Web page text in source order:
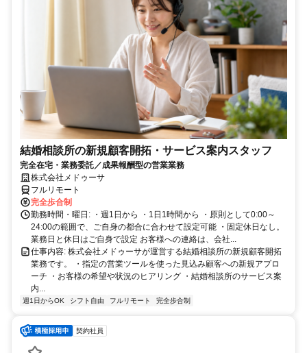
結婚相談所の新規顧客開拓・サービス案内スタッフ
完全在宅・業務委託／成果報酬型の営業業務
株式会社メドゥーサ
フルリモート
完全歩合制
勤務時間・曜日: ・週1日から ・1日1時間から ・原則として0:00～
24:00の範囲で、ご自身の都合に合わせて設定可能 ・固定休日なし。
業務日と休日はご自身で設定 お客様への連絡は、会社...
仕事内容: 株式会社メドゥーサが運営する結婚相談所の新規顧客開拓
業務です。 ・指定の営業ツールを使った見込み顧客への新規アプロ
ーチ ・お客様の希望や状況のヒアリング ・結婚相談所のサービス案
内...
週1日からOK シフト自由 フルリモート 完全歩合制
契約社員